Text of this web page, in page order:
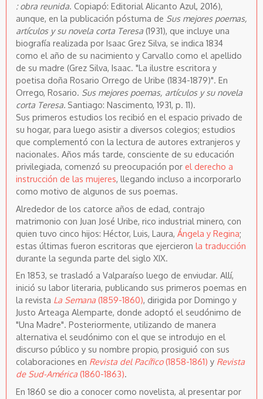
: obra reunida. Copiapó: Editorial Alicanto Azul, 2016),
aunque, en la publicación póstuma de Sus mejores poemas,
artículos y su novela corta Teresa (1931), que incluye una
biografía realizada por Isaac Grez Silva, se indica 1834
como el año de su nacimiento y Carvallo como el apellido
de su madre (Grez Silva, Isaac. "La ilustre escritora y
poetisa doña Rosario Orrego de Uribe (1834-1879)". En
Orrego, Rosario. Sus mejores poemas, artículos y su novela
corta Teresa. Santiago: Nascimento, 1931, p. 11).
Sus primeros estudios los recibió en el espacio privado de
su hogar, para luego asistir a diversos colegios; estudios
que complementó con la lectura de autores extranjeros y
nacionales. Años más tarde, consciente de su educación
privilegiada, comenzó su preocupación por el derecho a
instrucción de las mujeres, llegando incluso a incorporarlo
como motivo de algunos de sus poemas.
Alrededor de los catorce años de edad, contrajo
matrimonio con Juan José Uribe, rico industrial minero, con
quien tuvo cinco hijos: Héctor, Luis, Laura, Ángela y Regina;
estas últimas fueron escritoras que ejercieron la traducción
durante la segunda parte del siglo XIX.
En 1853, se trasladó a Valparaíso luego de enviudar. Allí,
inició su labor literaria, publicando sus primeros poemas en
la revista La Semana (1859-1860), dirigida por Domingo y
Justo Arteaga Alemparte, donde adoptó el seudónimo de
"Una Madre". Posteriormente, utilizando de manera
alternativa el seudónimo con el que se introdujo en el
discurso público y su nombre propio, prosiguió con sus
colaboraciones en Revista del Pacífico(1858-1861) y Revista
de Sud-América (1860-1863).
En 1860 se dio a conocer como novelista, al presentar por